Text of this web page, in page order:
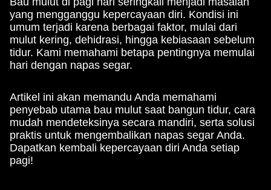
yang mengganggu kepercayaan diri. Kondisi ini
umum terjadi karena berbagai faktor, mulai dari
mulut kering, dehidrasi, hingga kebiasaan sebelum
tidur. Kami memahami betapa pentingnya memulai
hari dengan napas segar.
Artikel ini akan memandu Anda memahami
penyebab utama bau mulut saat bangun tidur, cara
mudah mendeteksinya secara mandiri, serta solusi
praktis untuk mengembalikan napas segar Anda.
Dapatkan kembali kepercayaan diri Anda setiap
pagi!